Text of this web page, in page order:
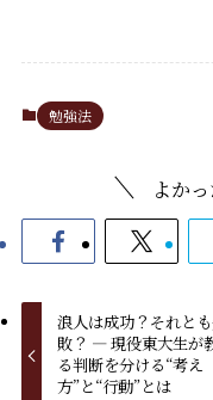
勉強法
よか
浪人は成功？それと
敗？ ― 現役東大生が
る判断を分ける“考え
方”と“行動”とは